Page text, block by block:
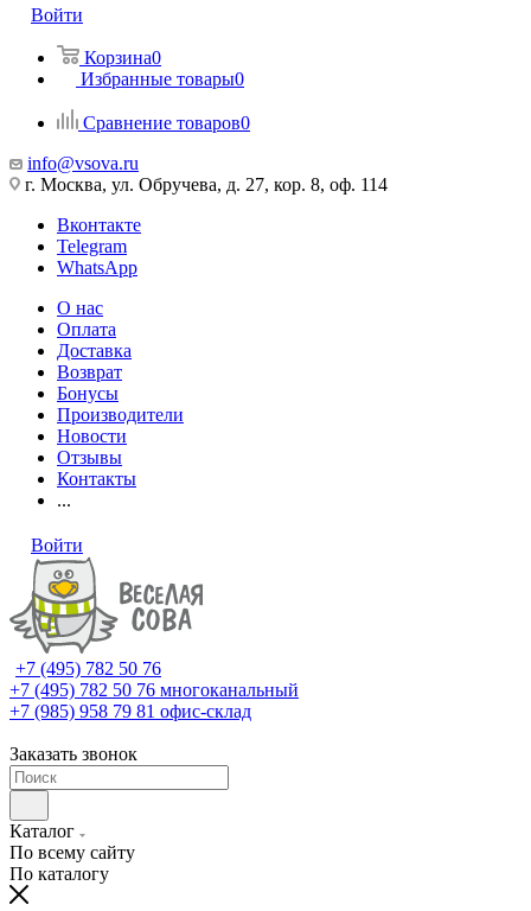
Войти
Корзина0
Избранные товары0
Сравнение товаров0
info@vsova.ru
г. Москва, ул. Обручева, д. 27, кор. 8, оф. 114
Вконтакте
Telegram
WhatsApp
О нас
Оплата
Доставка
Возврат
Бонусы
Производители
Новости
Отзывы
Контакты
...
Войти
+7 (495) 782 50 76
+7 (495) 782 50 76 многоканальный
+7 (985) 958 79 81 офис-склад
Заказать звонок
Каталог
По всему сайту
По каталогу